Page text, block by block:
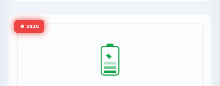
מבצע 🔥